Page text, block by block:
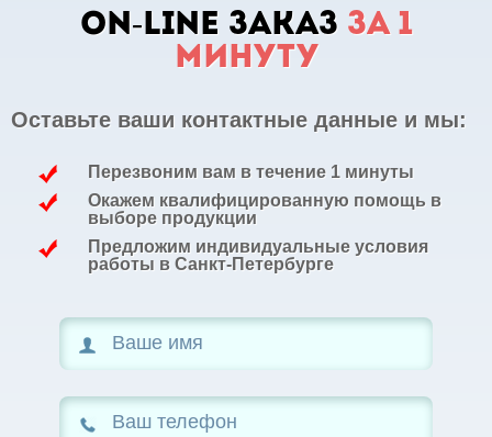
ON-LINE заказ за 1
минуту
Оставьте ваши контактные данные и мы:
Перезвоним вам в течение 1 минуты
Окажем квалифицированную помощь в
выборе продукции
Предложим индивидуальные условия
работы в Санкт-Петербурге